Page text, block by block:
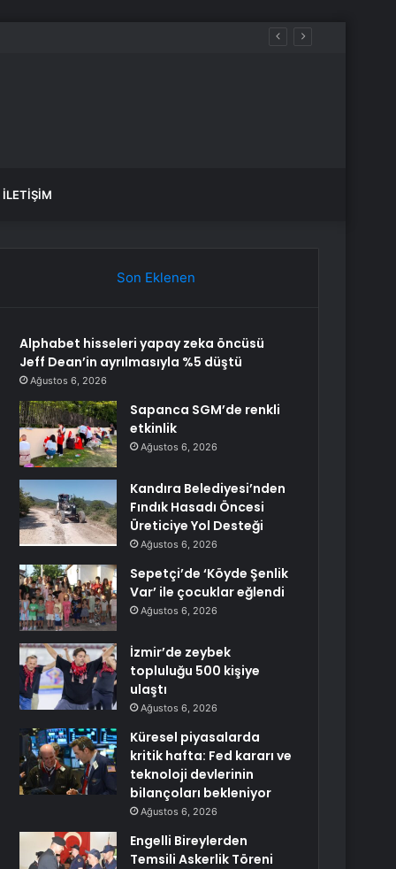
İLETIŞIM
Son Eklenen
Alphabet hisseleri yapay zeka öncüsü
Jeff Dean’in ayrılmasıyla %5 düştü
Ağustos 6, 2026
Sapanca SGM’de renkli
etkinlik
Ağustos 6, 2026
Kandıra Belediyesi’nden
Fındık Hasadı Öncesi
Üreticiye Yol Desteği
Ağustos 6, 2026
Sepetçi’de ‘Köyde Şenlik
Var’ ile çocuklar eğlendi
Ağustos 6, 2026
İzmir’de zeybek
topluluğu 500 kişiye
ulaştı
Ağustos 6, 2026
Küresel piyasalarda
kritik hafta: Fed kararı ve
teknoloji devlerinin
bilançoları bekleniyor
Ağustos 6, 2026
Engelli Bireylerden
Temsili Askerlik Töreni